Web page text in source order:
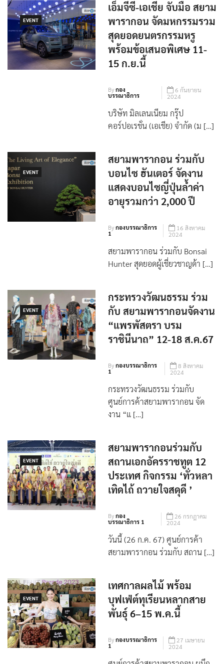
EVENT
เอ็มจีซี-เอเชีย จับมือ สยาม
พารากอน จัดมหกรรมรวม
สุดยอดยนตรกรรมหรู
พร้อมข้อเสนอพิเศษ 11-
15 ก.ย.นี้
Byกอง
บรรณาธิการ
6 กันยายน
2024
บริษัท มิลเลนเนียม กรุ๊ป
คอร์ปอเรชั่น (เอเชีย) จำกัด (ม […]
EVENT
สยามพารากอน ร่วมกับ
บอนไซ ฮันเตอร์ จัดงาน
แสดงบอนไซญี่ปุ่นล้ำค่า
อายุรวมกว่า 2,000 ปี
Byกองบรรณาธิการ
1
16 สิงหาคม
2024
สยามพารากอน ร่วมกับ Bonsai
Hunter สุดยอดผู้เชี่ยวชาญด้า […]
EVENT
กระทรวงวัฒนธรรม ร่วม
กับ สยามพารากอนจัดงาน
“แพรพัสตรา บรม
ราชินีนาถ” 12-18 ส.ค.67
Byกองบรรณาธิการ
1
8 สิงหาคม
2024
กระทรวงวัฒนธรรม ร่วมกับ
ศูนย์การค้าสยามพารากอน จัด
งาน “แ […]
EVENT
สยามพารากอนร่วมกับ
สถานเอกอัครราชทูต 12
ประเทศ กิจกรรม ‘ทั่วหลา
เทิดไถ้ ถวายใจสดุดี ’
Byกอง
บรรณาธิการ 1
26 กรกฎาคม
2024
วันนี้ (26 ก.ค. 67) ศูนย์การค้า
สยามพารากอน ร่วมกับ สถาน […]
EVENT
เทศกาลผลไม้ พร้อม
บุฟเฟ่ต์ทุเรียนหลากสาย
พันธุ์ 6–15 พ.ค.นี้
Byกองบรรณาธิการ
1
27 เมษายน
2024